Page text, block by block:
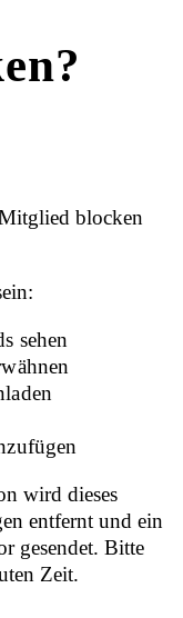
blocken
sehen
wird dieses
entfernt und ein
gesendet. Bitte
Zeit.